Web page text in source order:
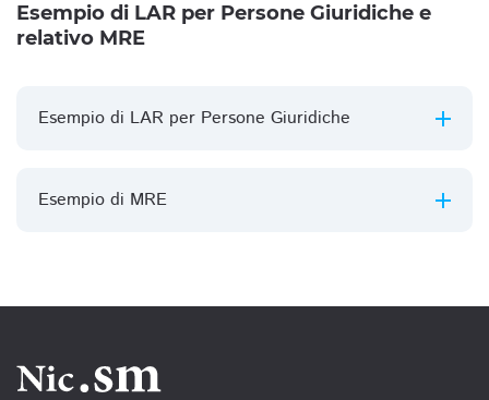
Esempio di LAR per Persone Giuridiche e
relativo MRE
Esempio di LAR per Persone Giuridiche
Esempio di MRE